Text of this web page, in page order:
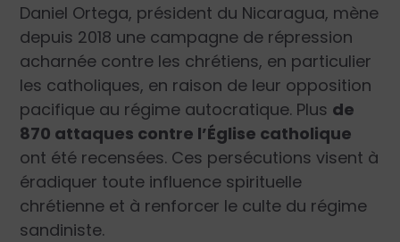
Daniel Ortega, président du Nicaragua, mène
depuis 2018 une campagne de répression
acharnée contre les chrétiens, en particulier
les catholiques, en raison de leur opposition
pacifique au régime autocratique. Plus de
870 attaques contre l’Église catholique
ont été recensées. Ces persécutions visent à
éradiquer toute influence spirituelle
chrétienne et à renforcer le culte du régime
sandiniste.